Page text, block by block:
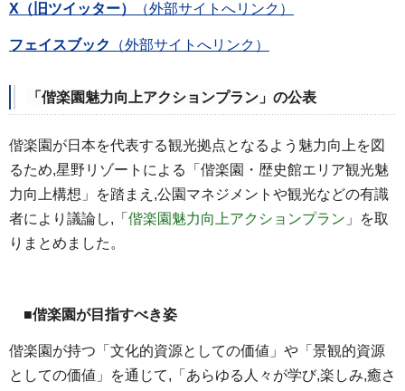
X（旧ツイッター） （外部サイトへリンク）
フェイスブック （外部サイトへリンク）
「偕楽園魅力向上アクションプラン」の公表
偕楽園が日本を代表する観光拠点となるよう魅力向上を図
るため,星野リゾートによる「偕楽園・歴史館エリア観光魅
力向上構想」を踏まえ,公園マネジメントや観光などの有識
者により議論し,「 偕楽園魅力向上アクションプラン 」を取
りまとめました。
■偕楽園が目指すべき姿
偕楽園が持つ「文化的資源としての価値」や「景観的資源
としての価値」を通じて,「あらゆる人々が学び,楽しみ,癒さ